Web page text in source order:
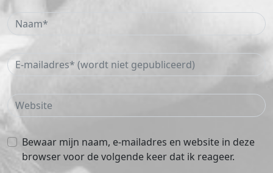
Bewaar mijn naam, e-mailadres en website in deze
browser voor de volgende keer dat ik reageer.